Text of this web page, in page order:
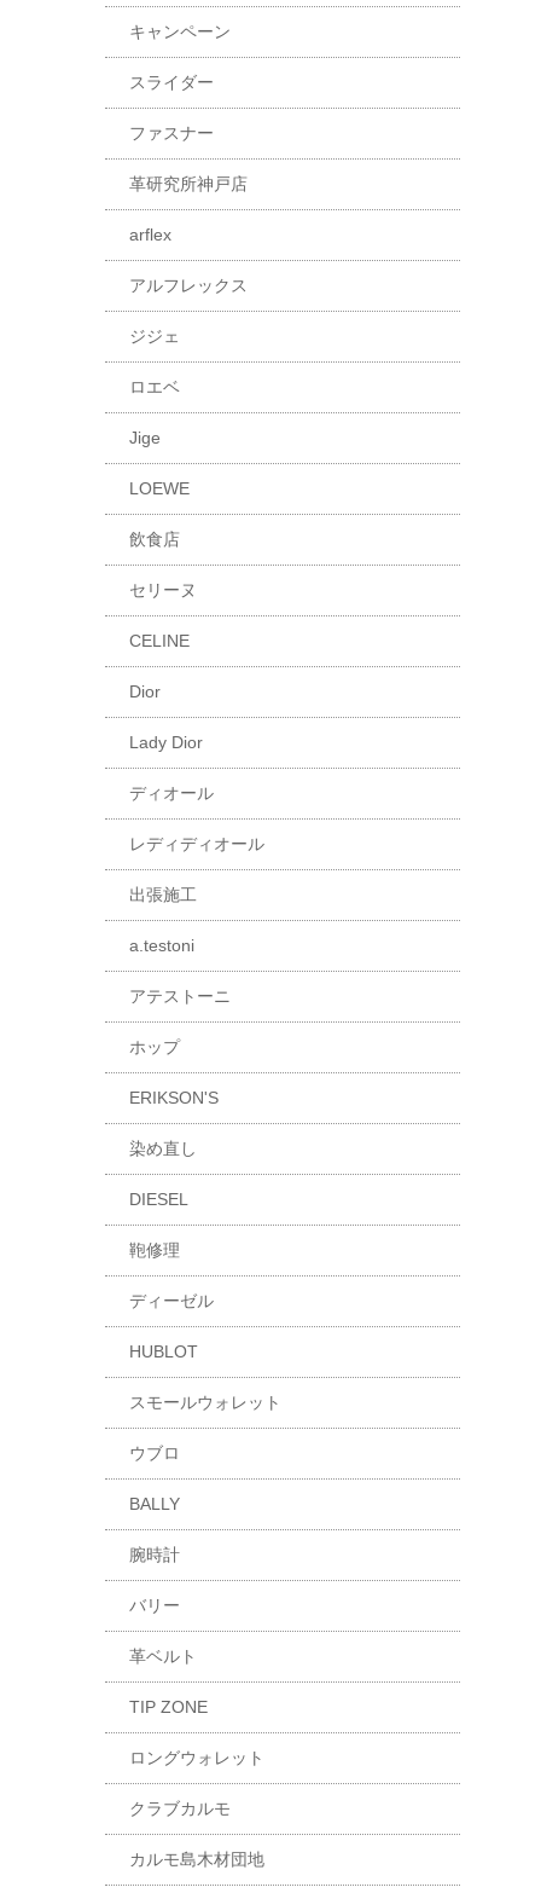
キャンペーン
スライダー
ファスナー
革研究所神戸店
arflex
アルフレックス
ジジェ
ロエベ
Jige
LOEWE
飲食店
セリーヌ
CELINE
Dior
Lady Dior
ディオール
レディディオール
出張施工
a.testoni
アテストーニ
ホップ
ERIKSON'S
染め直し
DIESEL
鞄修理
ディーゼル
HUBLOT
スモールウォレット
ウブロ
BALLY
腕時計
バリー
革ベルト
TIP ZONE
ロングウォレット
クラブカルモ
カルモ島木材団地